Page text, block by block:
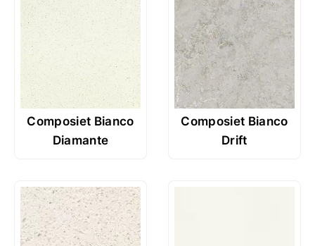
Composiet Bianco
Diamante
Composiet Bianco
Drift